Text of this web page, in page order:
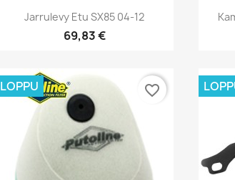
Pikakatselu
Jarrulevy Etu SX85 04-12
69,83 €
LOPPU favorite_border